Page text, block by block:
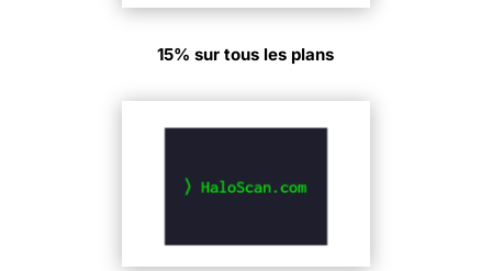
15% sur tous les plans